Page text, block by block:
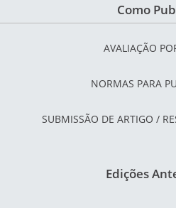
Como
AVALIAÇÃO
NORMAS PARA
SUBMISSÃO DE ARTIGO /
Edições